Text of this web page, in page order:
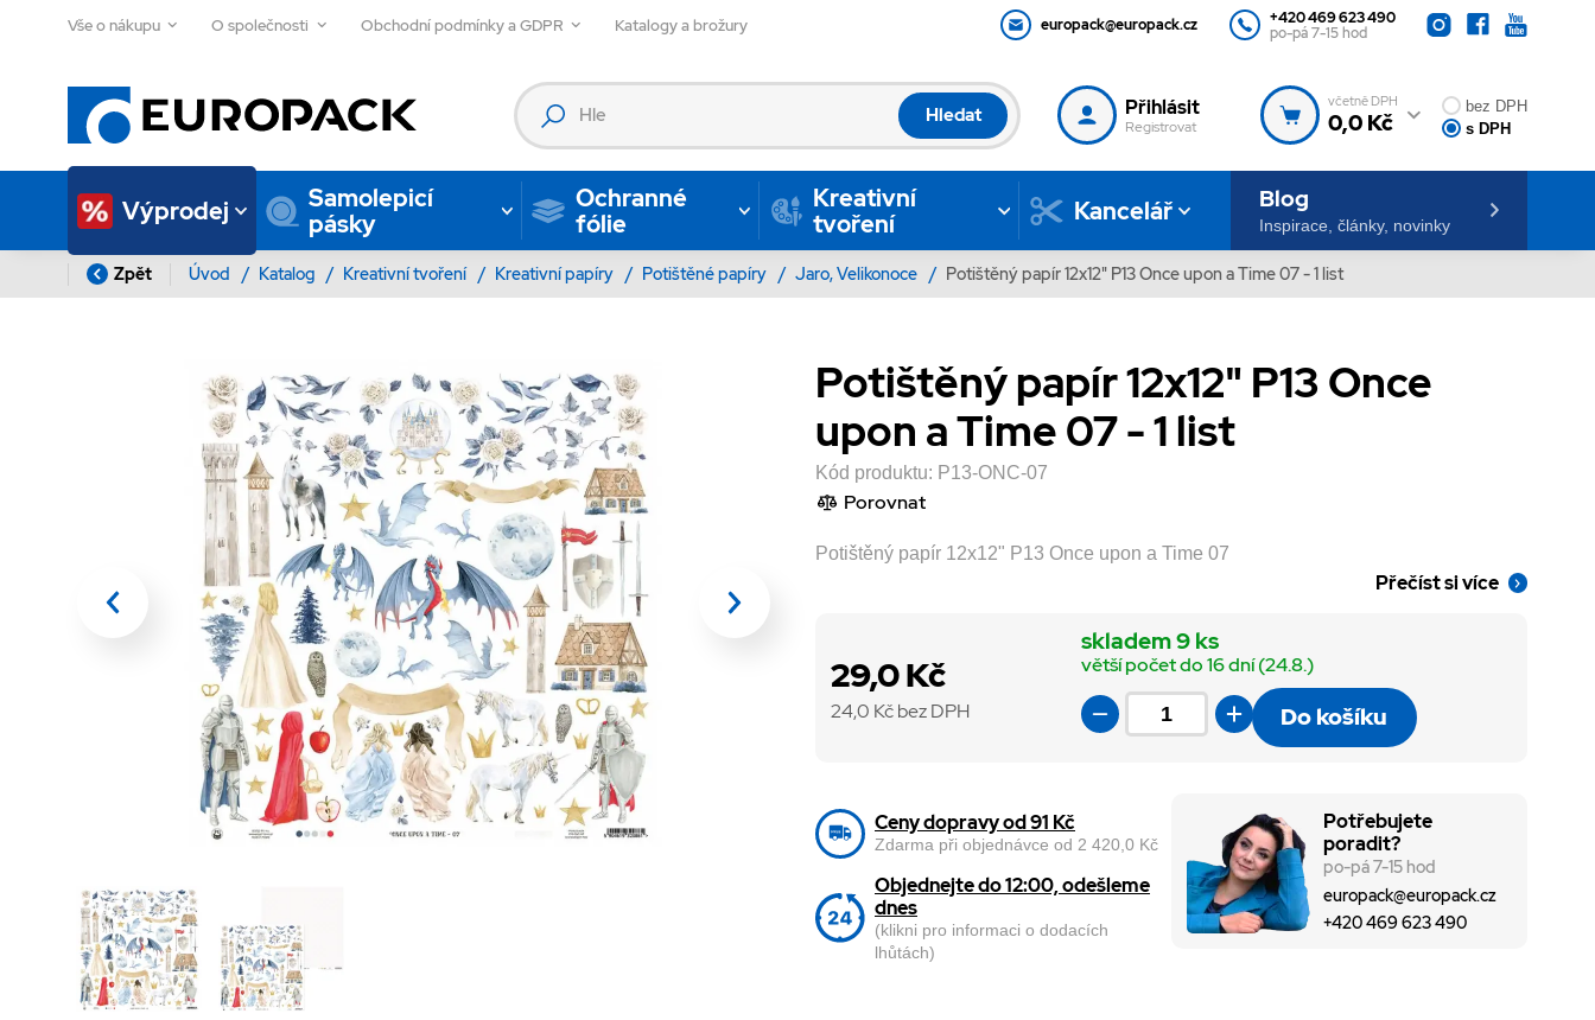
Vše o nákupu O společnosti Obchodní podmínky a GDPR Katalogy a brožury europack@europack.cz
+420 469 623 490
po-pá 7-15 hod
Hledat Přihlásit
Registrovat
včetně DPH
0,0 Kč
bez DPH
s DPH
Výprodej
Samolepicí
pásky
Ochranné
fólie
Kreativní
tvoření
Kancelář Blog
Inspirace, články, novinky
Zpět Úvod / Katalog / Kreativní tvoření / Kreativní papíry / Potištěné papíry / Jaro, Velikonoce / Potištěný papír 12x12" P13 Once upon a Time 07 - 1 list
Potištěný papír 12x12" P13 Once
upon a Time 07 - 1 list
Kód produktu: P13-ONC-07
Porovnat
Potištěný papír 12x12" P13 Once upon a Time 07
Přečíst si více
29,0 Kč
24,0 Kč bez DPH
skladem 9 ks
větší počet do 16 dní (24.8.)
Do košíku
Ceny dopravy od 91 Kč
Zdarma při objednávce od 2 420,0 Kč
Objednejte do 12:00, odešleme
dnes
(klikni pro informaci o dodacích
lhůtách)
Potřebujete
poradit?
po-pá 7-15 hod
europack@europack.cz
+420 469 623 490